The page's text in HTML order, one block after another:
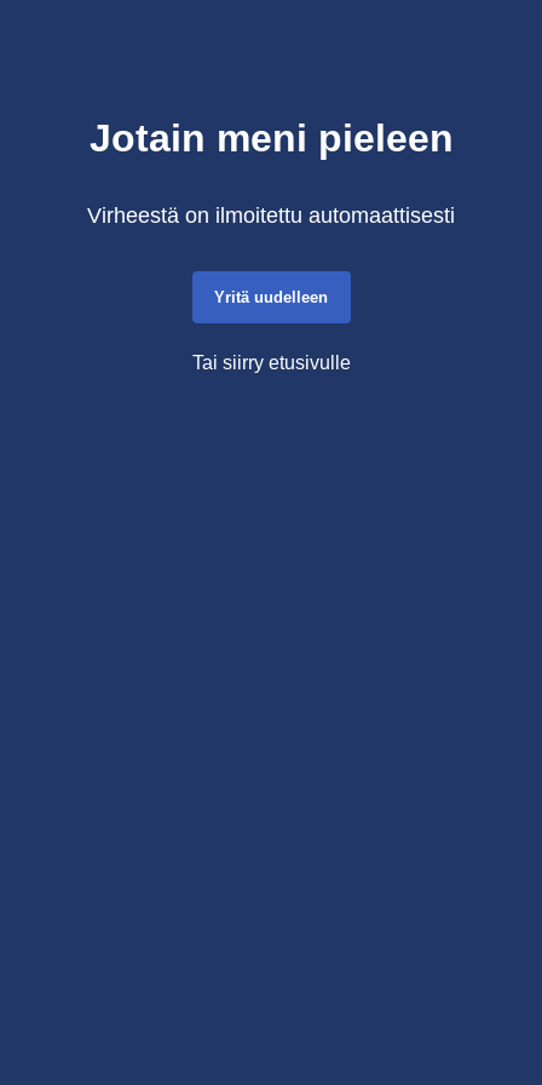
Jotain meni pieleen
Virheestä on ilmoitettu automaattisesti
Yritä uudelleen
Tai siirry etusivulle